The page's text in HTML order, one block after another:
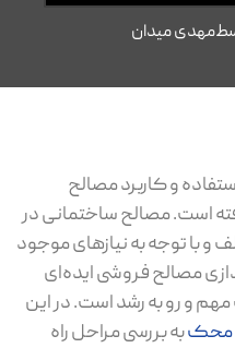
مهدی میدان
و کاربرد مصالح
است. مصالح ساختمانی در
و با توجه به نیازهای موجود
مصالح فروشی ایده‌ای
و رو به رشد است. در این
محکبه بررسی مراحل راه